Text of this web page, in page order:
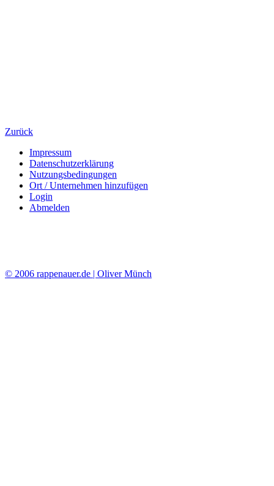
Zurück
Impressum
Datenschutzerklärung
Nutzungsbedingungen
Ort / Unternehmen hinzufügen
Login
Abmelden
© 2006 rappenauer.de | Oliver Münch